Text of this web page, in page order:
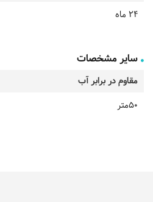
24 ماه
سایر مشخصات
مقاوم در برابر آب
50متر